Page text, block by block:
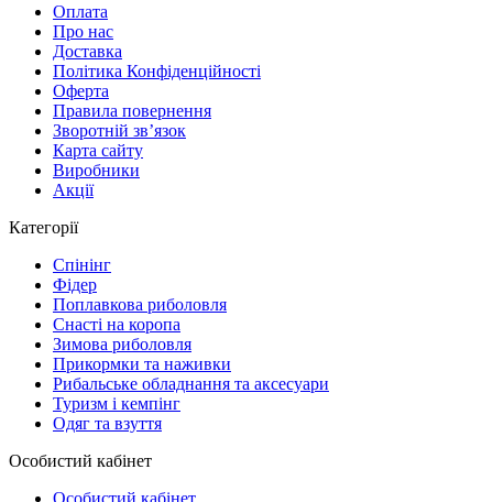
Оплата
Про нас
Доставка
Політика Конфіденційності
Оферта
Правила повернення
Зворотній зв’язок
Карта сайту
Виробники
Акції
Категорії
Спінінг
Фідер
Поплавкова риболовля
Снасті на коропа
Зимова риболовля
Прикормки та наживки
Рибальське обладнання та аксесуари
Туризм і кемпінг
Одяг та взуття
Особистий кабінет
Особистий кабінет